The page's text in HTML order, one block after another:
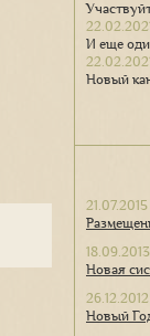
22.02.2021
И еще
22.02.2021
Новый
21.07.2015
18.09.2013
Новая
26.12.2012
Новый